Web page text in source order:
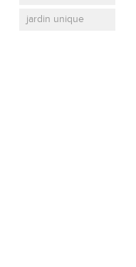
jardin unique